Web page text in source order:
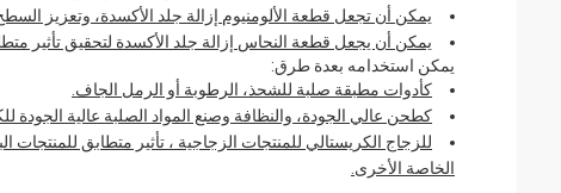
يمكن أن تجعل قطعة الألومنيوم إزالة جلد الأكسدة، وتعزيز السطح،
يمكن أن يجعل قطعة النحاس إزالة جلد الأكسدة لتحقيق تأثير
يمكن استخدامه بعدة طرق:
كأدوات مطبقة صلبة للشحذ، الرطوبة أو الرمل الجاف.
كطحن عالي الجودة، والنظافة وصنع المواد الصلبة عالية الجودة
للزجاج الكريستالي للمنتجات الزجاجية ، تأثير متطابق للمنتجات
الخاصة الأخرى.